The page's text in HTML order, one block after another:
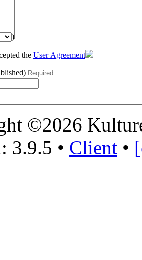
)
the User Agreement
©2026
3.9.5 • Client •